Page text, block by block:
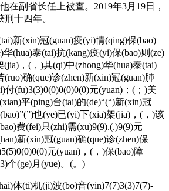
在副省长任上被查。2019年3月19日，
十四年。
(xin)冠(guan)疫(yi)情(qing)保(bao)
华(hua)泰(tai)抗(kang)疫(yi)保(bao)则(ze)
(jia)，(，)其(qi)中(zhong)华(hua)泰(tai)
确(que)诊(zhen)新(xin)冠(guan)肺
付(fu)3(3)0(0)0(0)0(0)元(yuan)；(；)美
平(ping)台(tai)的(de)“(“)新(xin)冠
也(ye)已(yi)下(xia)架(jia)，(，)该
费(fei)只(zhi)需(xu)9(9).(.)9(9)元
新(xin)冠(guan)确(que)诊(zhen)保
元(yuan)，(，)保(bao)障
个(ge)月(yue)。(。)
(ti)机(ji)波(bo)音(yin)7(7)3(3)7(7)-